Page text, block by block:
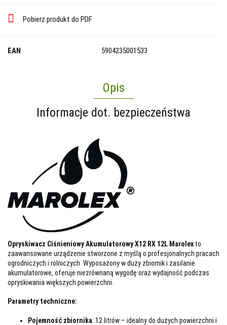
Pobierz produkt do PDF
EAN 5904235001533
Opis
Informacje dot. bezpieczeństwa
Opryskiwacz Ciśnieniowy Akumulatorowy X12 RX 12L Marolex to
zaawansowane urządzenie stworzone z myślą o profesjonalnych pracach
ogrodniczych i rolniczych. Wyposażony w duży zbiornik i zasilanie
akumulatorowe, oferuje niezrównaną wygodę oraz wydajność podczas
opryskiwania większych powierzchni.
Parametry techniczne:
Pojemność zbiornika: 12 litrów – idealny do dużych powierzchni i